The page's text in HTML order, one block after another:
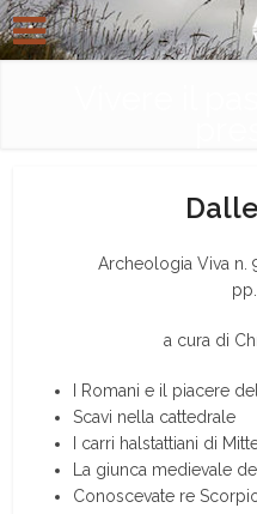
Archeologia Viva n.
a cura di
I Romani e il piacere
Scavi nella cattedrale
I carri halstattiani di
La giunca medievale
Conoscevate re